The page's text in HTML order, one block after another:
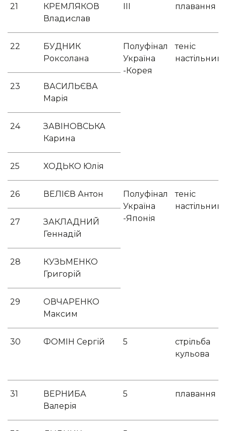
21
КРЕМЛЯКОВ
Владислав
ІІІ плавання
22
БУДНИК
Роксолана
Полуфінал
Україна
-Корея
теніс
настільний
23
ВАСИЛЬЄВА
Марія
24
ЗАВІНОВСЬКА
Карина
25 ХОДЬКО Юлія
26 ВЕЛІЄВ Антон
Полуфінал
Україна
-Японія
теніс
настільний
27
ЗАКЛАДНИЙ
Геннадій
28
КУЗЬМЕНКО
Григорій
29
ОВЧАРЕНКО
Максим
30 ФОМІН Сергій 5
стрільба
кульова
31
ВЕРНИБА
Валерія
5 плавання